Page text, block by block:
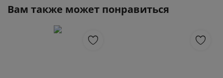
Вам также может понравиться